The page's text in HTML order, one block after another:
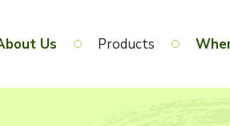
Us Products